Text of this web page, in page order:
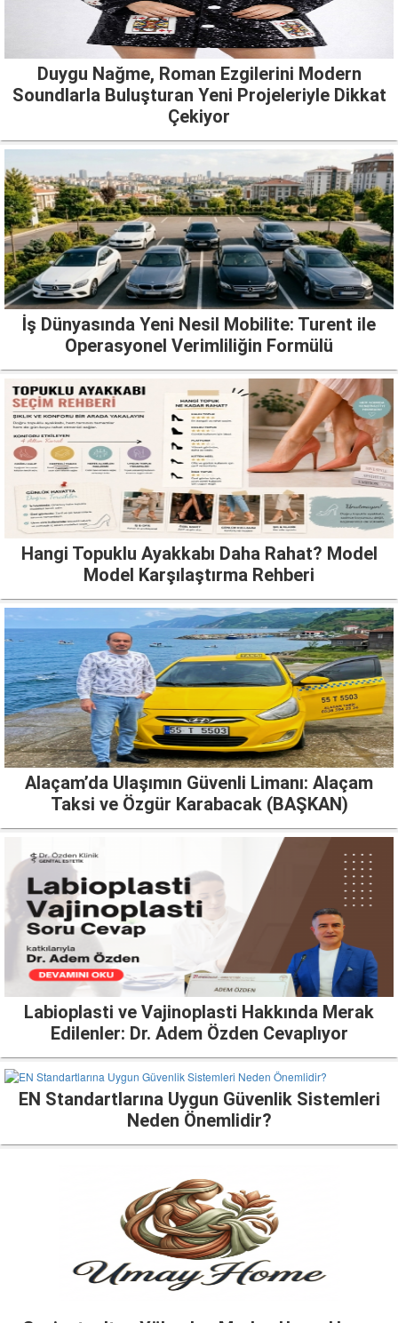
Duygu Nağme, Roman Ezgilerini Modern
Soundlarla Buluşturan Yeni Projeleriyle Dikkat
Çekiyor
İş Dünyasında Yeni Nesil Mobilite: Turent ile
Operasyonel Verimliliğin Formülü
Hangi Topuklu Ayakkabı Daha Rahat? Model
Model Karşılaştırma Rehberi
Alaçam’da Ulaşımın Güvenli Limanı: Alaçam
Taksi ve Özgür Karabacak (BAŞKAN)
Labioplasti ve Vajinoplasti Hakkında Merak
Edilenler: Dr. Adem Özden Cevaplıyor
EN Standartlarına Uygun Güvenlik Sistemleri
Neden Önemlidir?